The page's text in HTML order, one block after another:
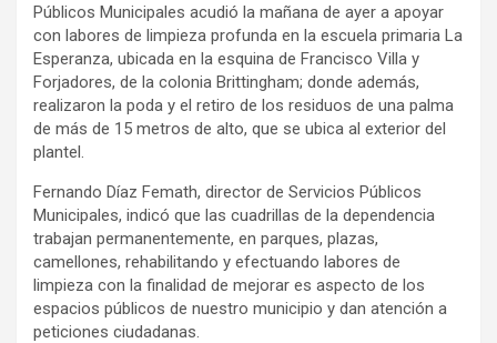
Públicos Municipales acudió la mañana de ayer a apoyar
con labores de limpieza profunda en la escuela primaria La
Esperanza, ubicada en la esquina de Francisco Villa y
Forjadores, de la colonia Brittingham; donde además,
realizaron la poda y el retiro de los residuos de una palma
de más de 15 metros de alto, que se ubica al exterior del
plantel.
Fernando Díaz Femath, director de Servicios Públicos
Municipales, indicó que las cuadrillas de la dependencia
trabajan permanentemente, en parques, plazas,
camellones, rehabilitando y efectuando labores de
limpieza con la finalidad de mejorar es aspecto de los
espacios públicos de nuestro municipio y dan atención a
peticiones ciudadanas.